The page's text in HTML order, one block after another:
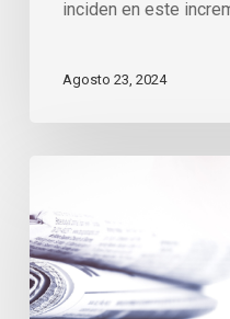
inciden en este
Agosto 23, 2024
previsional
voluntario
ya
superan
los